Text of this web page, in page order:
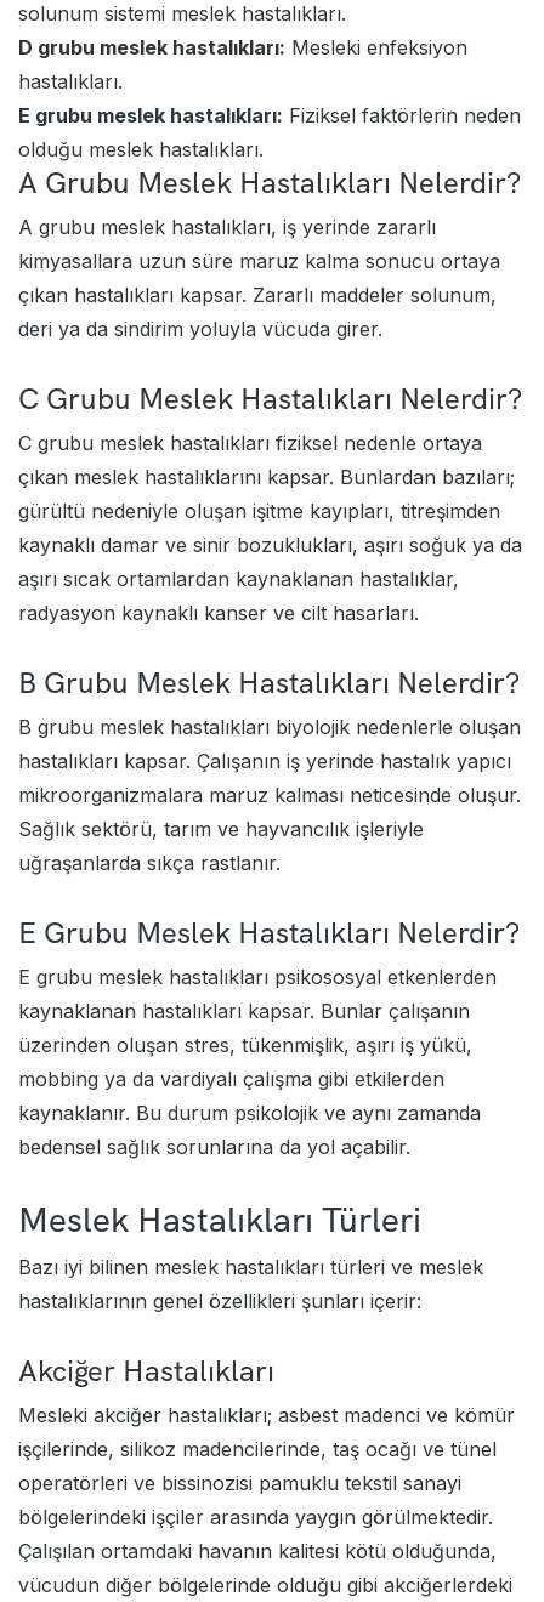
solunum sistemi meslek hastalıkları.
D grubu meslek hastalıkları: Mesleki enfeksiyon
hastalıkları.
E grubu meslek hastalıkları: Fiziksel faktörlerin neden
olduğu meslek hastalıkları.
A Grubu Meslek Hastalıkları Nelerdir?
A grubu meslek hastalıkları, iş yerinde zararlı
kimyasallara uzun süre maruz kalma sonucu ortaya
çıkan hastalıkları kapsar. Zararlı maddeler solunum,
deri ya da sindirim yoluyla vücuda girer.
C Grubu Meslek Hastalıkları Nelerdir?
C grubu meslek hastalıkları fiziksel nedenle ortaya
çıkan meslek hastalıklarını kapsar. Bunlardan bazıları;
gürültü nedeniyle oluşan işitme kayıpları, titreşimden
kaynaklı damar ve sinir bozuklukları, aşırı soğuk ya da
aşırı sıcak ortamlardan kaynaklanan hastalıklar,
radyasyon kaynaklı kanser ve cilt hasarları.
B Grubu Meslek Hastalıkları Nelerdir?
B grubu meslek hastalıkları biyolojik nedenlerle oluşan
hastalıkları kapsar. Çalışanın iş yerinde hastalık yapıcı
mikroorganizmalara maruz kalması neticesinde oluşur.
Sağlık sektörü, tarım ve hayvancılık işleriyle
uğraşanlarda sıkça rastlanır.
E Grubu Meslek Hastalıkları Nelerdir?
E grubu meslek hastalıkları psikososyal etkenlerden
kaynaklanan hastalıkları kapsar. Bunlar çalışanın
üzerinden oluşan stres, tükenmişlik, aşırı iş yükü,
mobbing ya da vardiyalı çalışma gibi etkilerden
kaynaklanır. Bu durum psikolojik ve aynı zamanda
bedensel sağlık sorunlarına da yol açabilir.
Meslek Hastalıkları Türleri
Bazı iyi bilinen meslek hastalıkları türleri ve meslek
hastalıklarının genel özellikleri şunları içerir:
Akciğer Hastalıkları
Mesleki akciğer hastalıkları; asbest madenci ve kömür
işçilerinde, silikoz madencilerinde, taş ocağı ve tünel
operatörleri ve bissinozisi pamuklu tekstil sanayi
bölgelerindeki işçiler arasında yaygın görülmektedir.
Çalışılan ortamdaki havanın kalitesi kötü olduğunda,
vücudun diğer bölgelerinde olduğu gibi akciğerlerdeki